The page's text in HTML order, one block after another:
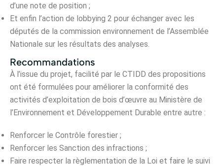
d’une note de position ;
Et enfin l’action de lobbying 2 pour échanger avec les
députés de la commission environnement de l’Assemblée
Nationale sur les résultats des analyses.
Recommandations
À l’issue du projet, facilité par le CTIDD des propositions
ont été formulées pour améliorer la conformité des
activités d’exploitation de bois d’œuvre au Ministère de
l’Environnement et Développement Durable entre autre :
Renforcer le Contrôle forestier ;
Renforcer les Sanction des infractions ;
Faire respecter la règlementation de la Loi et faire le suivi